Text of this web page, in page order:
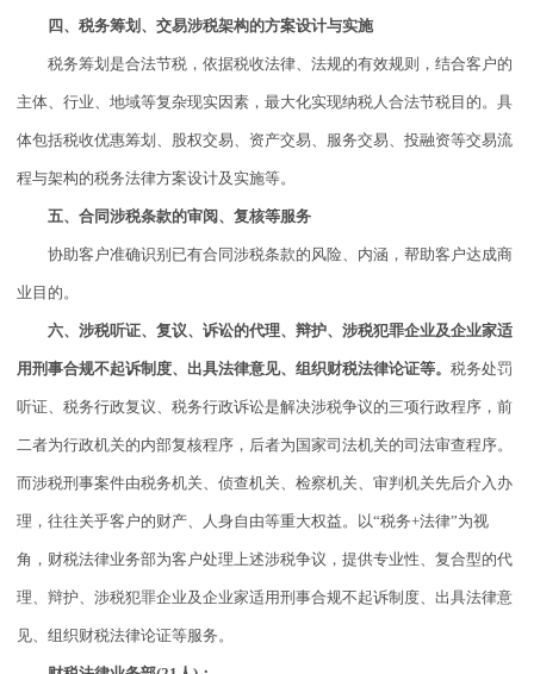
四、税务筹划、交易涉税架构的方案设计与实施
税务筹划是合法节税，依据税收法律、法规的有效规则，结合客户的
主体、行业、地域等复杂现实因素，最大化实现纳税人合法节税目的。具
体包括税收优惠筹划、股权交易、资产交易、服务交易、投融资等交易流
程与架构的税务法律方案设计及实施等。
五、合同涉税条款的审阅、复核等服务
协助客户准确识别已有合同涉税条款的风险、内涵，帮助客户达成商
业目的。
六、涉税听证、复议、诉讼的代理、辩护、涉税犯罪企业及企业家适
用刑事合规不起诉制度、出具法律意见、组织财税法律论证等。 税务处罚
听证、税务行政复议、税务行政诉讼是解决涉税争议的三项行政程序，前
二者为行政机关的内部复核程序，后者为国家司法机关的司法审查程序。
而涉税刑事案件由税务机关、侦查机关、检察机关、审判机关先后介入办
理，往往关乎客户的财产、人身自由等重大权益。以“税务+法律”为视
角，财税法律业务部为客户处理上述涉税争议，提供专业性、复合型的代
理、辩护、涉税犯罪企业及企业家适用刑事合规不起诉制度、出具法律意
见、组织财税法律论证等服务。